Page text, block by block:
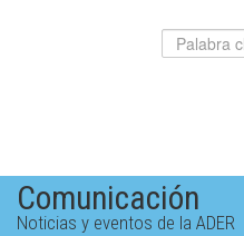
Datos
para
Introduzca
el
Comunicación
Noticias y eventos de la ADER